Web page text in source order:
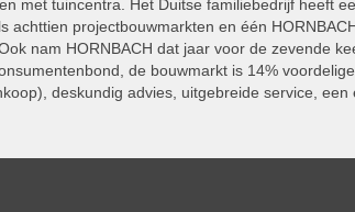
met tuincentra. Het Duitse familiebedrijf heeft
projectbouwmarkten en één
nam HORNBACH dat jaar voor de zevende
de bouwmarkt is 14%
deskundig advies, uitgebreide service,